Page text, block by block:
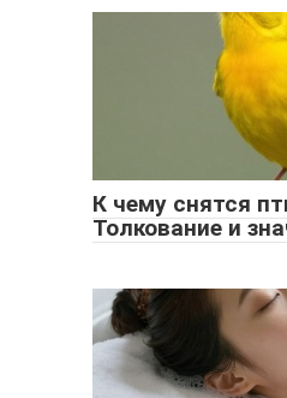
К чему снятся
Толкование и